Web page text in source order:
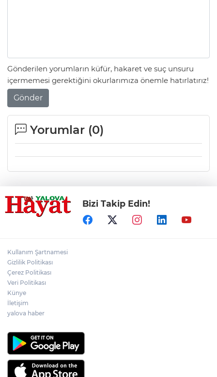
Gönderilen yorumların küfür, hakaret ve suç unsuru
içermemesi gerektiğini okurlarımıza önemle hatırlatırız!
Gönder
Yorumlar (0)
Bizi Takip Edin!
Kullanım Şartnamesi
Gizlilik Politikası
Çerez Politikası
Veri Politikası
Künye
İletişim
yalova haber